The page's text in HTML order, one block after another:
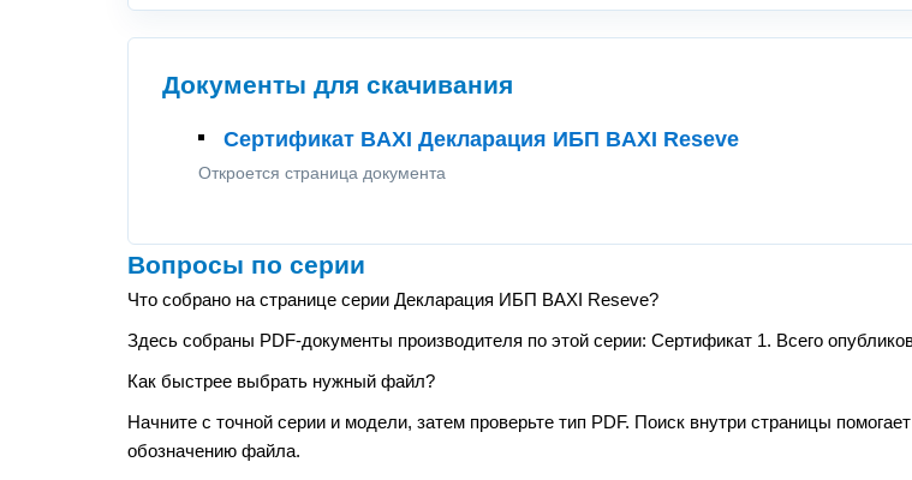
Документы для скачивания
Сертификат BAXI Декларация ИБП BAXI Reseve
Откроется страница документа
Вопросы по серии
Что собрано на странице серии Декларация ИБП BAXI Reseve?
Здесь собраны PDF-документы производителя по этой серии: Сертификат 1. Всего
Как быстрее выбрать нужный файл?
Начните с точной серии и модели, затем проверьте тип PDF. Поиск внутри страницы
обозначению файла.